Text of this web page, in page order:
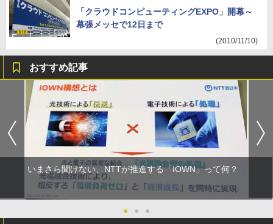
「クラウドコンピューティングEXPO」開幕～
幕張メッセで12日まで
(2010/11/10)
おすすめ記事
いまさら聞けない、NTTが推進する「IOWN」って何？
● ● ●